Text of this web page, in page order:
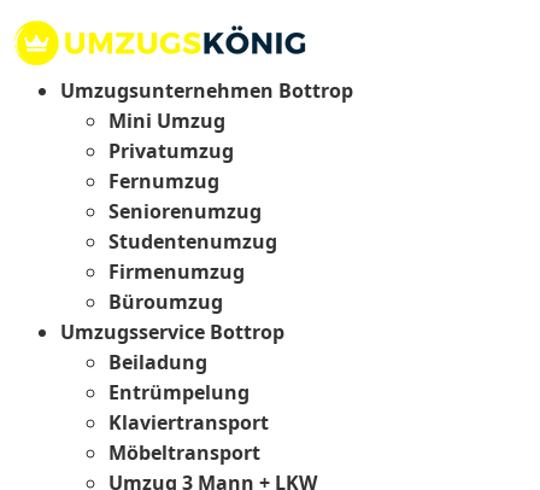
Umzugsunternehmen Bottrop
Mini Umzug
Privatumzug
Fernumzug
Seniorenumzug
Studentenumzug
Firmenumzug
Büroumzug
Umzugsservice Bottrop
Beiladung
Entrümpelung
Klaviertransport
Möbeltransport
Umzug 3 Mann + LKW